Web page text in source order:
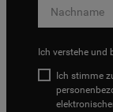
Ich verstehe und
Ich stimme